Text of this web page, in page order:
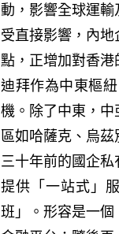
動，影響全球運
受直接影響，內
點，正增加對香
迪拜作為中東樞
機。除了中東，
區如哈薩克、烏
三十年前的國企
提供「一站式」
班」。形容是一